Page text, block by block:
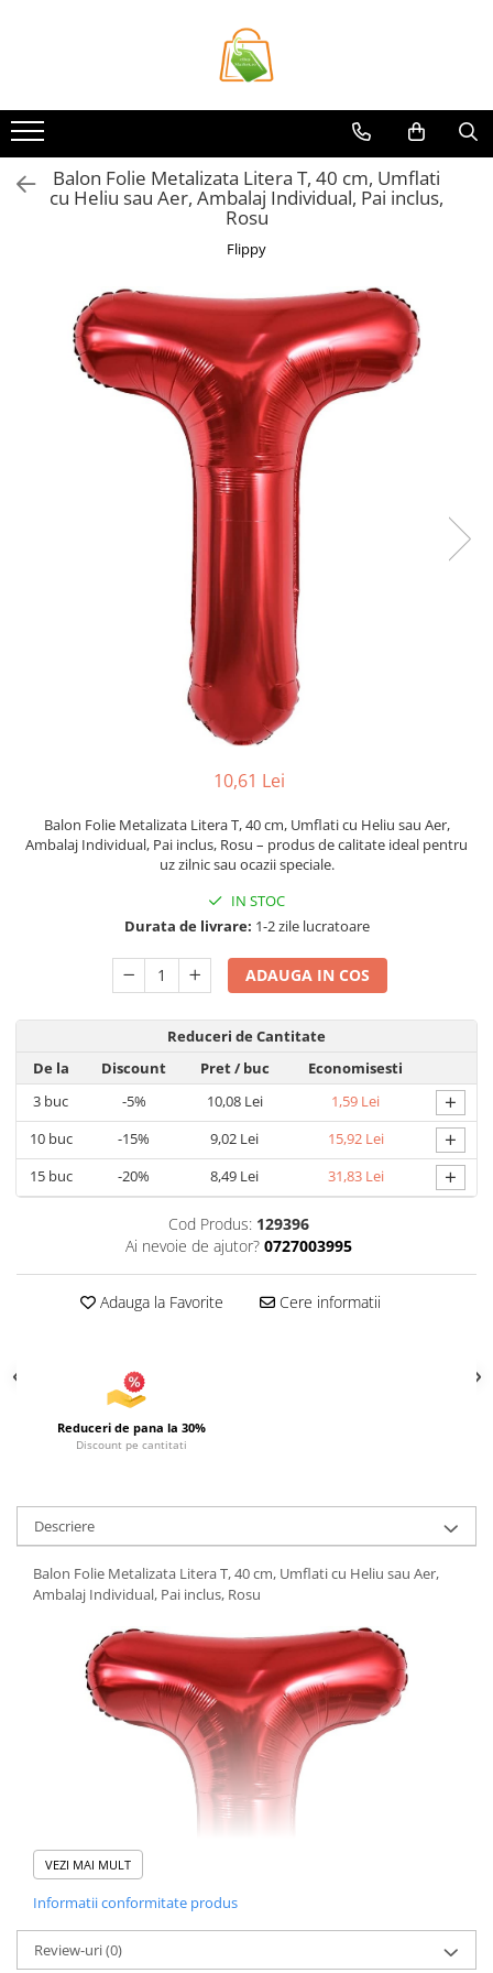
Casa si Bricolaj
Accesorii Birou si Consumabile
Articole pentru Animale
Accesorii Bucătărie
Dozatoare Condimente
Forme cuburi de gheata
Genti Termoizolante Mancare
Organizatoare si Depozitare
Organizatoare si Depozitare
Ustensile pentru Bucătărie
Ustensile pentru Bucătărie
Articole pentru Casa si Curatenie
Maturi, Perii, Mopuri si Galeti
Perne Voiaj, Paturi si Textile
Produse ingrijire incaltaminte
Radiatoare si Seminee electrice
Tapet 3D Autoadeziv
Umidificatoare
Uscatoare si Standere Haine
Articole pentru Gradina si Bricolaj
Corpuri de iluminat
Lampi de veghe
Articole si, Echipamente pentru
Transport şi Ridicat
Pelerine, Umbrele si Accesorii
Videoproiectoare
Accesorii Auto
Accesorii Auto
Accesorii biciclete
Ochelari de Protecţie
Articole pentru Copii
Articole diverse pentru copii
Covorase de joaca
Genti, Portofele, Penare
Ingrijire Unghii
Jucarii Creative
Markere si Set Desen
Markere si Set Desen
Scaune de masa bebe
Articole Petrecere
Balon Folie Metalizata Litera T, 40 cm, Umflati
cu Heliu sau Aer, Ambalaj Individual, Pai inclus,
Rosu
Flippy
10,61 Lei
Balon Folie Metalizata Litera T, 40 cm, Umflati cu Heliu sau Aer,
Ambalaj Individual, Pai inclus, Rosu – produs de calitate ideal pentru
uz zilnic sau ocazii speciale.
IN STOC
Durata de livrare: 1-2 zile lucratoare
ADAUGA IN COS
Reduceri de Cantitate
De la
Discount Pret/ buc
Economisesti
3 buc -5% 10,08 Lei 1,59 Lei +
10buc -15% 9,02 Lei 15,92 Lei +
15buc -20% 8,49 Lei 31,83 Lei +
Cod Produs: 129396
Ai nevoie de ajutor? 0727003995
Adauga la Favorite Cere informatii
Reduceri de pana la 30%
Discount pe cantitati
Descriere
Balon Folie Metalizata Litera T, 40 cm, Umflati cu Heliu sau Aer,
Ambalaj Individual, Pai inclus, Rosu
VEZI MAI MULT
Informatii conformitate produs
Review-uri(0)